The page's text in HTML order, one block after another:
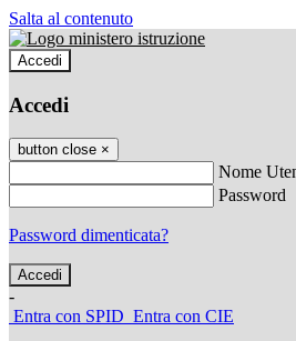
Salta al contenuto
Accedi
Accedi
button close ×
Nome
Password
Password dimenticata?
-
Entra con SPID Entra con CIE